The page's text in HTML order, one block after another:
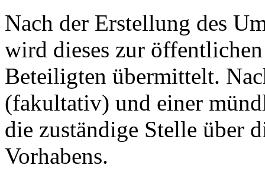
Nach der Erstellung des
wird dieses zur
Beteiligten übermittelt.
(fakultativ) und einer
die zuständige Stelle über
Vorhabens.